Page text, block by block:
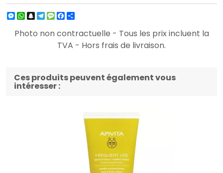
Messenger
WhatsApp
Snapchat
Telegram
Message
Facebook
Photo non contractuelle - Tous les prix incluent la
TVA - Hors frais de livraison.
Ces produits peuvent également vous
intéresser :